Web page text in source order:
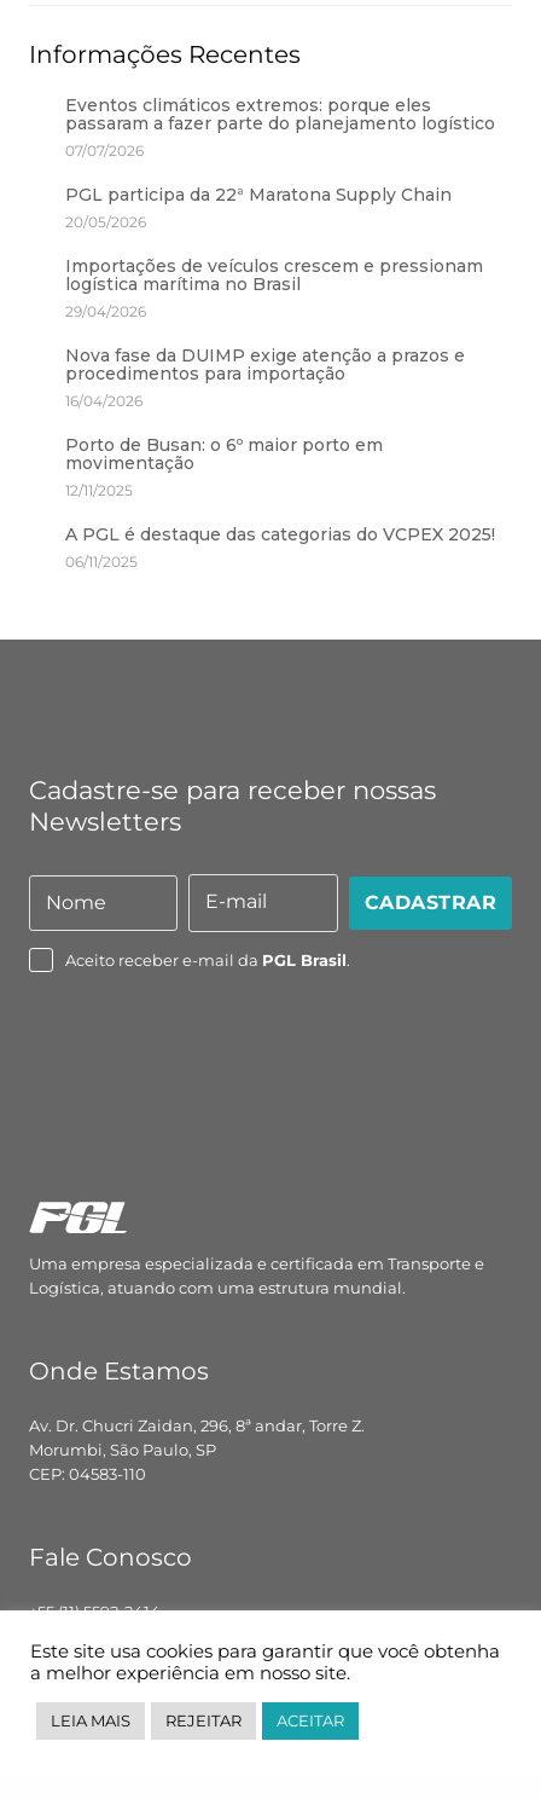
Informações Recentes
Eventos climáticos extremos: porque eles
passaram a fazer parte do planejamento logístico
07/07/2026
PGL participa da 22ª Maratona Supply Chain
20/05/2026
Importações de veículos crescem e pressionam
logística marítima no Brasil
29/04/2026
Nova fase da DUIMP exige atenção a prazos e
procedimentos para importação
16/04/2026
Porto de Busan: o 6º maior porto em
movimentação
12/11/2025
A PGL é destaque das categorias do VCPEX 2025!
06/11/2025
Cadastre-se para receber nossas
Newsletters
Nome
Nome
mail
E-mail CADASTRAR
Aceito receber e-mail da PGL Brasil.
Uma empresa especializada e certificada em Transporte e
Logística, atuando com uma estrutura mundial.
Onde Estamos
Av. Dr. Chucri Zaidan, 296, 8ª andar, Torre Z.
Morumbi, São Paulo, SP
CEP: 04583-110
Fale Conosco
+55 (11) 5592-2414
Segunda – Sexta: 8h00 – 18h00
Siga-nos
Este site usa cookies para garantir que você obtenha
a melhor experiência em nosso site.
LEIA MAIS REJEITAR ACEITAR